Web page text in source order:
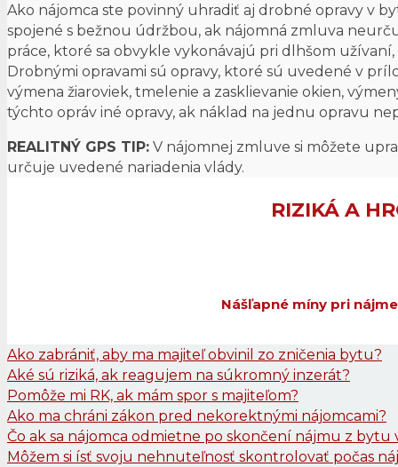
Ako nájomca ste povinný uhradiť aj drobné opravy v
spojené s bežnou údržbou, ak nájomná zmluva
práce, ktoré sa obvykle vykonávajú pri dlhšom
Drobnými opravami sú opravy, ktoré sú uvedené v
výmena žiaroviek, tmelenie a zasklievanie okien,
týchto opráv iné opravy, ak náklad na jednu opravu
REALITNÝ GPS TIP: V nájomnej zmluve si môžete
určuje uvedené nariadenia vlády.
RIZIKÁ A
Nášľapné míny pri
Ako zabrániť, aby ma majiteľ obvinil zo zničenia bytu?
Aké sú riziká, ak reagujem na súkromný inzerát?
Pomôže mi RK, ak mám spor s majiteľom?
Ako ma chráni zákon pred nekorektnými nájomcami?
Čo ak sa nájomca odmietne po skončení nájmu z bytu
Môžem si ísť svoju nehnuteľnosť skontrolovať počas